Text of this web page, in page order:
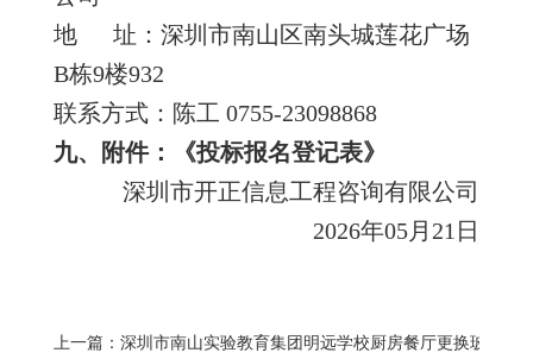
地 址：深圳市南山区南头城莲花广场
B栋9楼932
联系方式：陈工 0755-23098868
九、
附件： 《投标报名登记表》
深圳市开正信息工程咨询有限公司
2026年05月21日
上一篇：深圳市南山实验教育集团明远学校厨房餐厅更换玻璃门